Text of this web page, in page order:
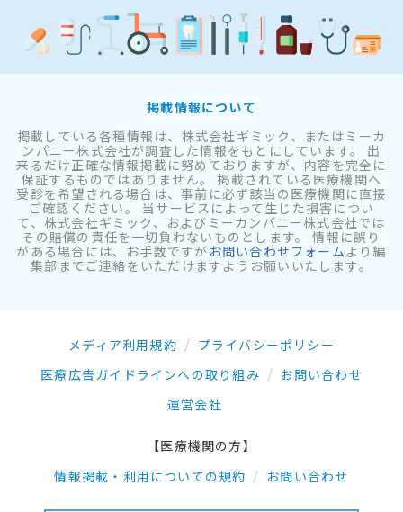
掲載情報について
掲載している各種情報は、株式会社ギミック、またはミーカ
ンパニー株式会社が調査した情報をもとにしています。 出
来るだけ正確な情報掲載に努めておりますが、内容を完全に
保証するものではありません。 掲載されている医療機関へ
受診を希望される場合は、事前に必ず該当の医療機関に直接
ご確認ください。 当サービスによって生じた損害につい
て、株式会社ギミック、およびミーカンパニー株式会社では
その賠償の責任を一切負わないものとします。 情報に誤り
がある場合には、お手数ですが お問い合わせフォーム より編
集部までご連絡をいただけますようお願いいたします。
メディア利用規約
プライバシーポリシー
医療広告ガイドラインへの取り組み
お問い合わせ
運営会社
【医療機関の方】
情報掲載・利用についての規約
お問い合わせ